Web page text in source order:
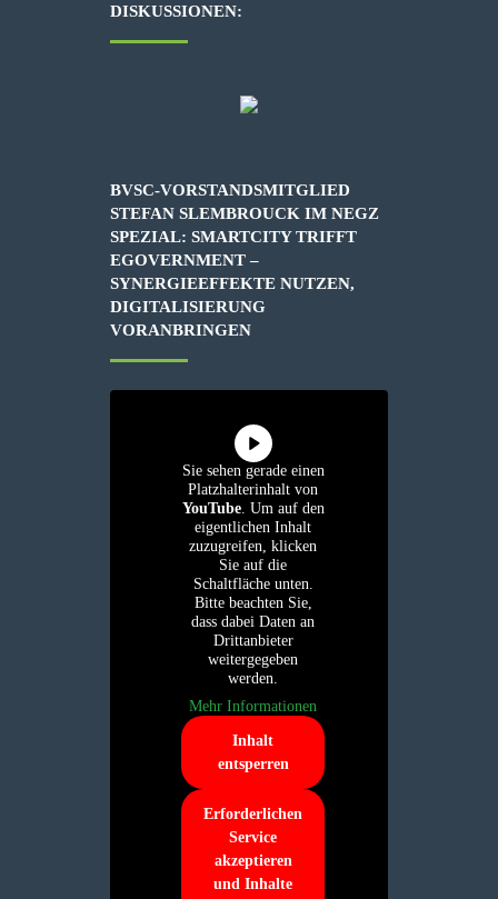
DISKUSSIONEN:
BVSC-VORSTANDSMITGLIED
STEFAN SLEMBROUCK IM NEGZ
SPEZIAL: SMARTCITY TRIFFT
EGOVERNMENT –
SYNERGIEEFFEKTE NUTZEN,
DIGITALISIERUNG
VORANBRINGEN
Sie sehen gerade einen
Platzhalterinhalt von
YouTube. Um auf den
eigentlichen Inhalt
zuzugreifen, klicken
Sie auf die
Schaltfläche unten.
Bitte beachten Sie,
dass dabei Daten an
Drittanbieter
weitergegeben
werden.
Mehr Informationen
Inhalt
entsperren
Erforderlichen
Service
akzeptieren
und Inhalte